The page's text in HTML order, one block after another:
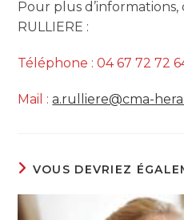
Pour plus
RULLIERE :
Téléphone : 04 67 72 72
Mail :a.rulliere@cma-
VOUS DEVRIEZ